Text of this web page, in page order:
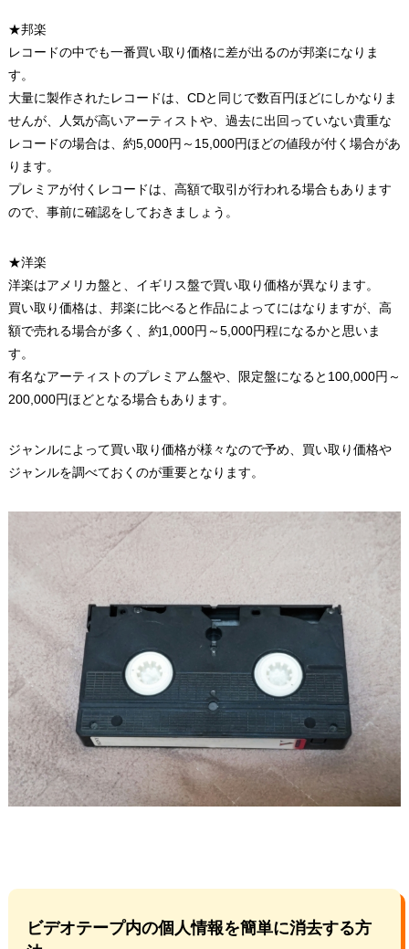
★邦楽
レコードの中でも一番買い取り価格に差が出るのが邦楽になりま
す。
大量に製作されたレコードは、CDと同じで数百円ほどにしかなりま
せんが、人気が高いアーティストや、過去に出回っていない貴重な
レコードの場合は、約5,000円～15,000円ほどの値段が付く場合があ
ります。
プレミアが付くレコードは、高額で取引が行われる場合もあります
ので、事前に確認をしておきましょう。
★洋楽
洋楽はアメリカ盤と、イギリス盤で買い取り価格が異なります。
買い取り価格は、邦楽に比べると作品によってにはなりますが、高
額で売れる場合が多く、約1,000円～5,000円程になるかと思いま
す。
有名なアーティストのプレミアム盤や、限定盤になると100,000円～
200,000円ほどとなる場合もあります。
ジャンルによって買い取り価格が様々なので予め、買い取り価格や
ジャンルを調べておくのが重要となります。
ビデオテープ内の個人情報を簡単に消去する方